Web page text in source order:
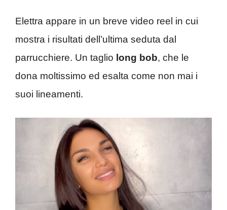
Elettra appare in un breve video reel in cui
mostra i risultati dell’ultima seduta dal
parrucchiere. Un taglio long bob, che le
dona moltissimo ed esalta come non mai i
suoi lineamenti.